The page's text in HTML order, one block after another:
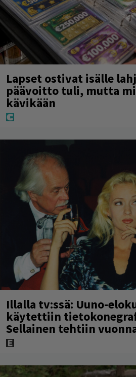
Lapset ostivat isälle
päävoitto tuli, mutta
kävikään
Illalla tv:ssä: Uuno-
käytettiin
Sellainen tehtiin